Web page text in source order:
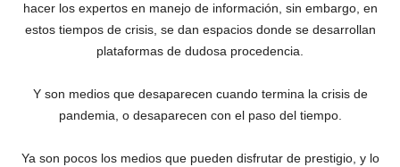
hacer los expertos en manejo de información, sin embargo, en
estos tiempos de crisis, se dan espacios donde se desarrollan
plataformas de dudosa procedencia.
Y son medios que desaparecen cuando termina la crisis de
pandemia, o desaparecen con el paso del tiempo.
Ya son pocos los medios que pueden disfrutar de prestigio, y lo